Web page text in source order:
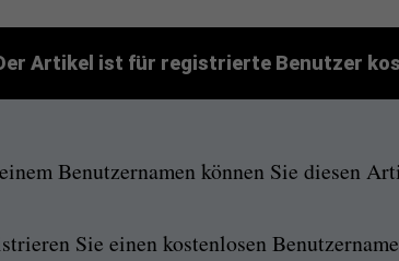
Artikel ist für registrierte Benutzer
Benutzernamen können Sie diesen
Sie einen kostenlosen